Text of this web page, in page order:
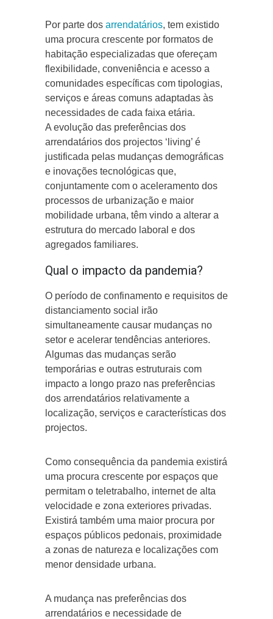
Por parte dos arrendatários, tem existido
uma procura crescente por formatos de
habitação especializadas que ofereçam
flexibilidade, conveniência e acesso a
comunidades específicas com tipologias,
serviços e áreas comuns adaptadas às
necessidades de cada faixa etária.
A evolução das preferências dos
arrendatários dos projectos ‘living’ é
justificada pelas mudanças demográficas
e inovações tecnológicas que,
conjuntamente com o aceleramento dos
processos de urbanização e maior
mobilidade urbana, têm vindo a alterar a
estrutura do mercado laboral e dos
agregados familiares.
Qual o impacto da pandemia?
O período de confinamento e requisitos de
distanciamento social irão
simultaneamente causar mudanças no
setor e acelerar tendências anteriores.
Algumas das mudanças serão
temporárias e outras estruturais com
impacto a longo prazo nas preferências
dos arrendatários relativamente a
localização, serviços e características dos
projectos.
Como consequência da pandemia existirá
uma procura crescente por espaços que
permitam o teletrabalho, internet de alta
velocidade e zona exteriores privadas.
Existirá também uma maior procura por
espaços públicos pedonais, proximidade
a zonas de natureza e localizações com
menor densidade urbana.
A mudança nas preferências dos
arrendatários e necessidade de